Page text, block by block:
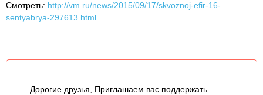
Смотреть: http://vm.ru/news/2015/09/17/skvoznoj-efir-16-
sentyabrya-297613.html
Дорогие друзья, Приглашаем вас поддержать